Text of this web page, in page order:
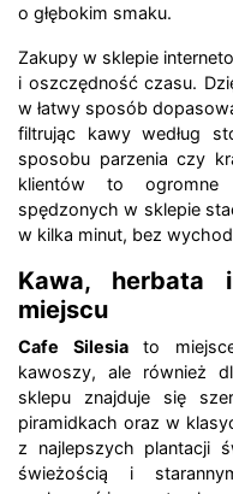
o głębokim smaku.
Zakupy w sklepie
i oszczędność czasu.
w łatwy sposób
filtrując kawy według
sposobu parzenia czy
klientów to ogromne
spędzonych w sklepie
w kilka minut, bez
Kawa, herbata
miejscu
Cafe Silesiato
kawoszy, ale również
sklepu znajduje się
piramidkach oraz w
z najlepszych plantacji
świeżością i